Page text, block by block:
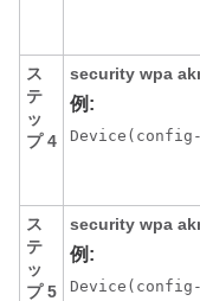
ス
テ
ッ
プ 4
security wpa
例:
ス
テ
ッ
プ 5
security wpa
例: